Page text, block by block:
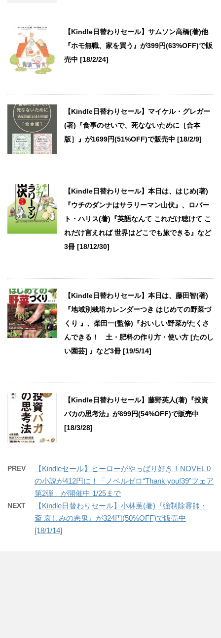
【Kindle日替わりセール】サムソン高橋(著)他
『ホモ無職、家を買う』が399円(63%OFF)で販
売中 [18/2/24]
【Kindle日替わりセール】マイケル・グレガー
(著)『食事のせいで、死なないために［合本
版］』が1699円(51%OFF)で販売中 [18/2/9]
【Kindle日替わりセール】本日は、はじめ(著)
『ウチのダンナはサラリーマン山伏』、ロバー
ト・ハリス(著)『英語なんて これだけ聴けて こ
れだけ言えれば 世界はどこでも旅できる』など
3冊 [18/12/30]
【Kindle日替わりセール】本日は、藤田智(著)
『地域別栽培カレンダーつき はじめての野菜づ
くり 』、柴田一(監修)『おいしい野菜がたくさ
んできる！ 土・肥料の作り方・使い方 [たのし
い園芸] 』など3冊 [19/5/14]
【Kindle日替わりセール】藤野英人(著)『投資
バカの思考法』が699円(54%OFF)で販売中
[18/3/28]
PREV
【Kindleセール】ヒーローがやっぱり好き！NOVEL 0
の小説が412円に！「ノベルゼロ“Thank you!39”フェア
第2弾」が開催中 1/25まで
NEXT
【Kindle日替わりセール】小林薫(著)『強制除霊師・
斎 哀しみの悪鬼』が324円(50%OFF)で販売中
[18/1/14]